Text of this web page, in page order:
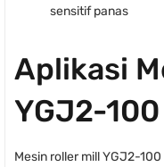
sensitif panas
Aplikasi
YGJ2-100
Mesin roller mill YGJ2-